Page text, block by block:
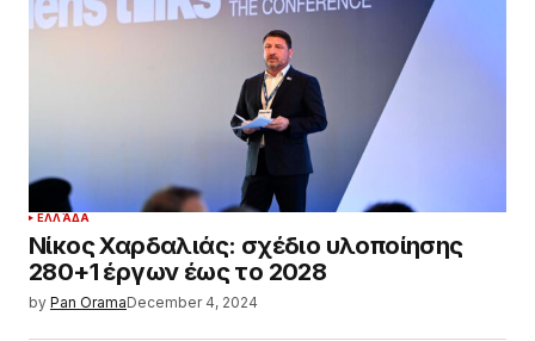
ΕΛΛΆΔΑ
Νίκος Χαρδαλιάς: σχέδιο υλοποίησης
280+1 έργων έως το 2028
by Pan OramaDecember 4, 2024